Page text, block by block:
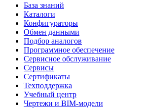
База знаний
Каталоги
Конфигураторы
Обмен данными
Подбор аналогов
Программное обеспечение
Сервисное обслуживание
Сервисы
Сертификаты
Техподдержка
Учебный центр
Чертежи и BIM-модели